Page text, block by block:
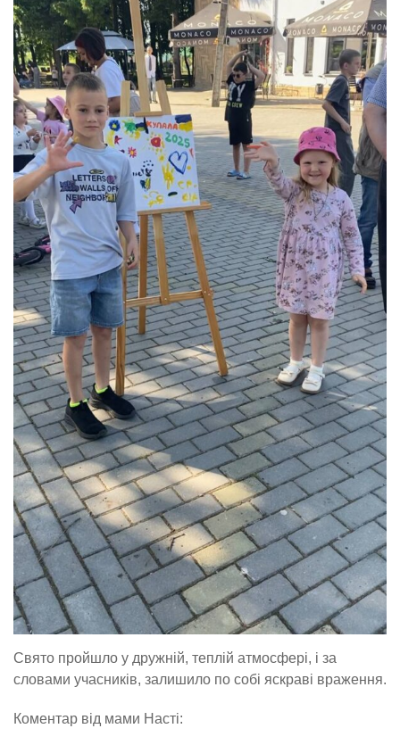
Свято пройшло у дружній, теплій атмосфері, і за
словами учасників, залишило по собі яскраві враження.
Коментар від мами Насті: